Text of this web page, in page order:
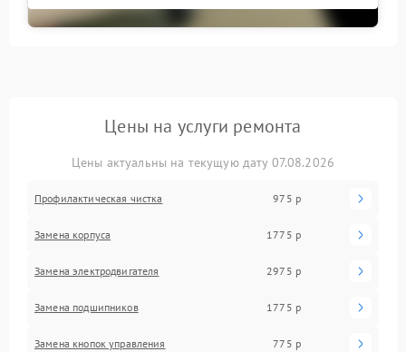
Цены на услуги ремонта
Цены актуальны на текущую дату 07.08.2026
Профилактическая чистка 975 р
Замена корпуса 1775 р
Замена электродвигателя 2975 р
Замена подшипников 1775 р
Замена кнопок управления 775 р